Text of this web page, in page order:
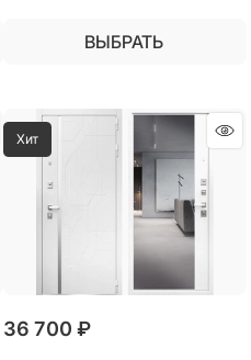
ВЫБРАТЬ
Хит
36 700 ₽